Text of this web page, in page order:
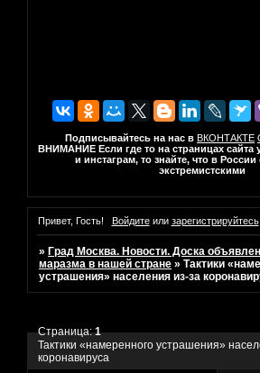
Подписывайтесь на нас в ВКОНТАКТЕ
ВНИМАНИЕ Если где то на страницах сайта
и инстаграм, то знайте, что в
экстремистскими
Привет, Гость! Войдитеили зарегистрируйтесь.
» Град Москва. Новости. Доска
маразма в нашей стране »Тактики
устрашения» населения из-за
Тактики «намеренного устрашения»
коронавируса
Страница:1